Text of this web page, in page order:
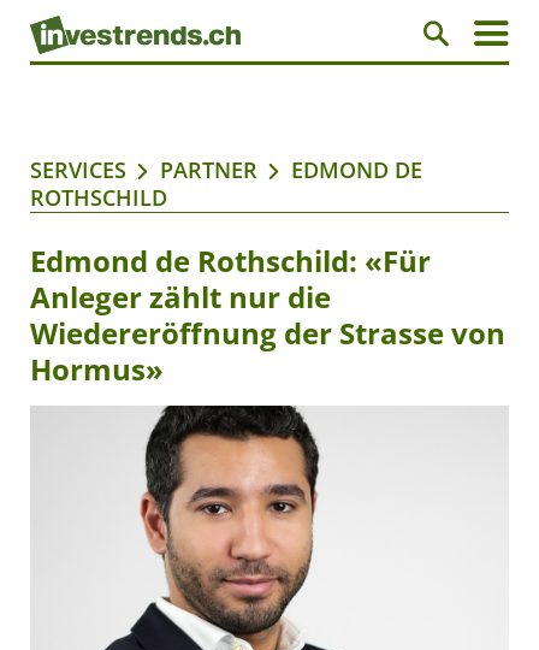
SERVICES PARTNER
EDMOND DE
ROTHSCHILD
Edmond de Rothschild: «Für
Anleger zählt nur die
Wiedereröffnung der Strasse von
Hormus»